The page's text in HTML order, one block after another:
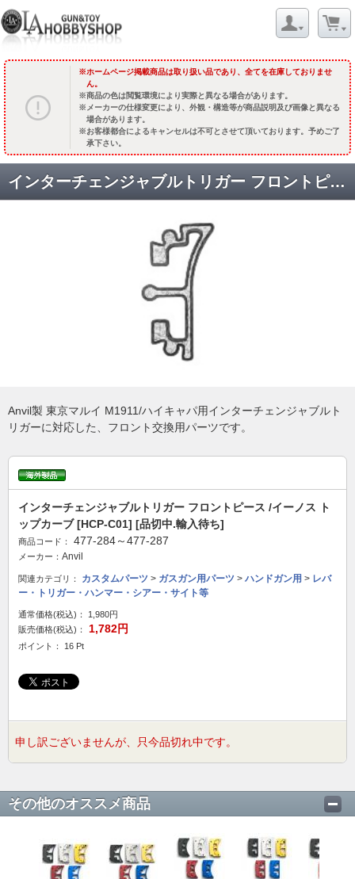
ホームページ掲載商品は取り扱い品であり、全てを在庫しておりませ
ん。
商品の色は閲覧環境により実際と異なる場合があります。
メーカーの仕様変更により、外観・構造等が商品説明及び画像と異なる
場合があります。
お客様都合によるキャンセルは不可とさせて頂いております。予めご了
承下さい。
インターチェンジャブルトリガー フロントピース /イーノス トップカーブ [HCP-C01] [品切中.輸入待ち]
Anvil製 東京マルイ M1911/ハイキャパ用インターチェンジャブルト
リガーに対応した、フロント交換用パーツです。
インターチェンジャブルトリガー フロントピース /イーノス ト
ップカーブ [HCP-C01] [品切中.輸入待ち]
商品コード： 477-284～477-287
メーカー： Anvil
関連カテゴリ： カスタムパーツ > ガスガン用パーツ > ハンドガン用 > レバ
ー・トリガー・ハンマー・シアー・サイト等
通常価格(税込)：
1,980円
販売価格(税込)：
1,782円
ポイント： 16 Pt
申し訳ございませんが、只今品切れ中です。
その他のオススメ商品